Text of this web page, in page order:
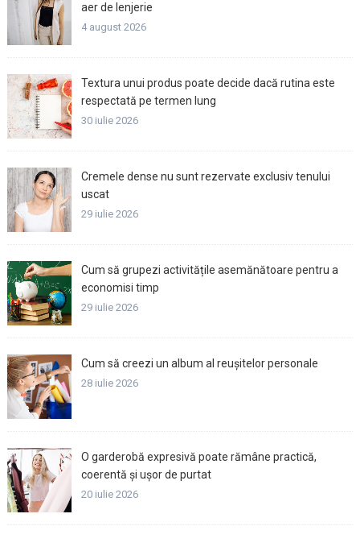
aer de lenjerie
4 august 2026
Textura unui produs poate decide dacă rutina este
respectată pe termen lung
30 iulie 2026
Cremele dense nu sunt rezervate exclusiv tenului
uscat
29 iulie 2026
Cum să grupezi activitățile asemănătoare pentru a
economisi timp
29 iulie 2026
Cum să creezi un album al reușitelor personale
28 iulie 2026
O garderobă expresivă poate rămâne practică,
coerentă și ușor de purtat
20 iulie 2026